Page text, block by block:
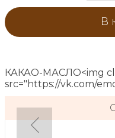
В
КАКАО-МАСЛО<img
src="https://vk.com/